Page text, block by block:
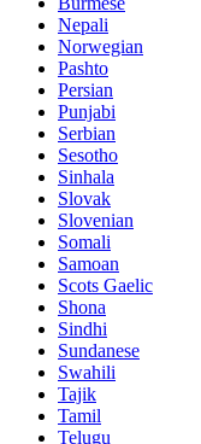
Nepali
Norwegian
Pashto
Persian
Punjabi
Serbian
Sesotho
Sinhala
Slovak
Slovenian
Somali
Samoan
Scots Gaelic
Shona
Sindhi
Sundanese
Swahili
Tajik
Tamil
Telugu